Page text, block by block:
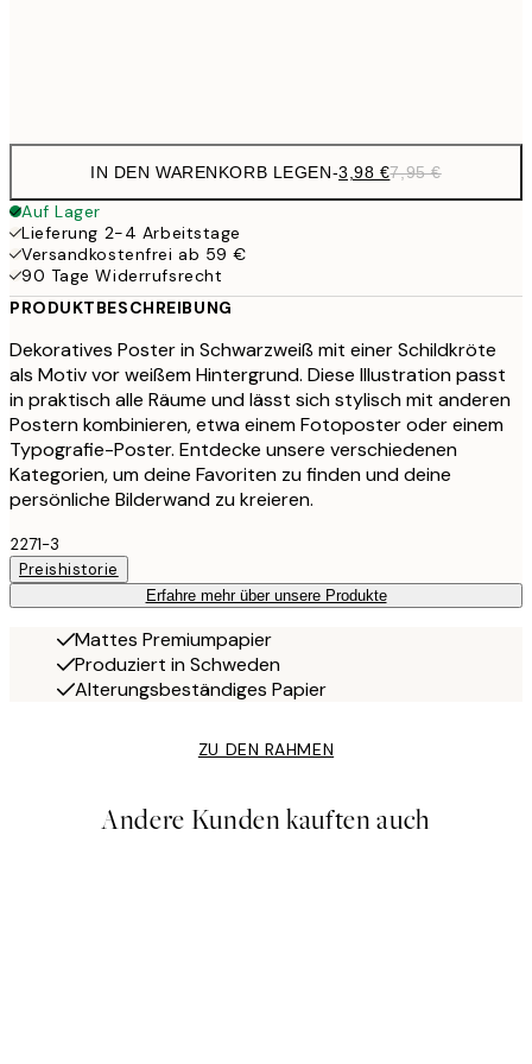
IN DEN WARENKORB LEGEN-3,98 €7,95 €
Auf Lager
Lieferung 2-4 Arbeitstage
Versandkostenfrei ab 59 €
90 Tage Widerrufsrecht
PRODUKTBESCHREIBUNG
Dekoratives Poster in Schwarzweiß mit einer Schildkröte
als Motiv vor weißem Hintergrund. Diese Illustration passt
in praktisch alle Räume und lässt sich stylisch mit anderen
Postern kombinieren, etwa einem Fotoposter oder einem
Typografie-Poster. Entdecke unsere verschiedenen
Kategorien, um deine Favoriten zu finden und deine
persönliche Bilderwand zu kreieren.
2271-3
Preishistorie
Erfahre mehr über unsere Produkte
Mattes Premiumpapier
Produziert in Schweden
Alterungsbeständiges Papier
ZU DEN RAHMEN
Andere Kunden kauften auch